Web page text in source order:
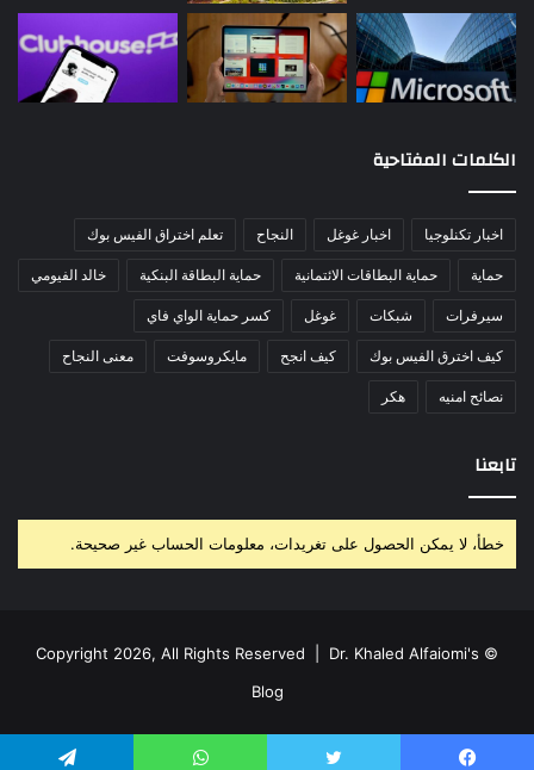
الكلمات المفتاحية
اخبار تكنلوجيا اخبار غوغل النجاح تعلم اختراق الفيس بوك
حماية حماية البطاقات الائتمانية حماية البطاقة البنكية خالد الفيومي
سيرفرات شبكات غوغل كسر حماية الواي فاي
كيف اخترق الفيس بوك كيف انجح مايكروسوفت معنى النجاح
نصائح امنيه هكر
تابعنا
خطأ، لا يمكن الحصول على تغريدات، معلومات الحساب غير صحيحة.
© Copyright 2026, All Rights Reserved |
Dr. Khaled Alfaiomi's
Blog